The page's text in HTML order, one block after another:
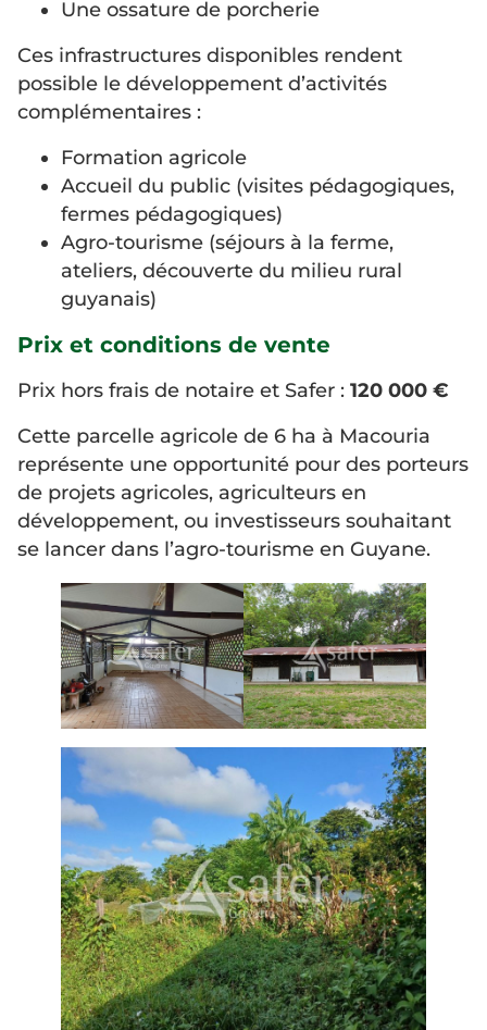
Une ossature de porcherie
Ces infrastructures disponibles rendent
possible le développement d’activités
complémentaires :
Formation agricole
Accueil du public (visites pédagogiques,
fermes pédagogiques)
Agro-tourisme (séjours à la ferme,
ateliers, découverte du milieu rural
guyanais)
Prix et conditions de vente
Prix hors frais de notaire et Safer : 120 000 €
Cette parcelle agricole de 6 ha à Macouria
représente une opportunité pour des porteurs
de projets agricoles, agriculteurs en
développement, ou investisseurs souhaitant
se lancer dans l’agro-tourisme en Guyane.